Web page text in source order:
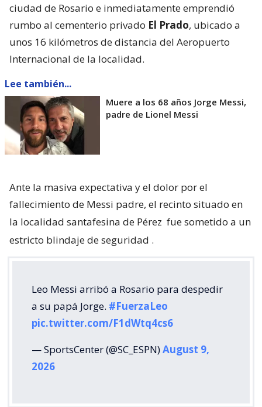
ciudad de Rosario e inmediatamente emprendió
rumbo al cementerio privado El Prado, ubicado a
unos 16 kilómetros de distancia del Aeropuerto
Internacional de la localidad.
Lee también...
Muere a los 68 años Jorge Messi,
padre de Lionel Messi
Ante la masiva expectativa y el dolor por el
fallecimiento de Messi padre, el recinto situado en
la localidad santafesina de Pérez fue sometido a un
estricto blindaje de seguridad .
Leo Messi arribó a Rosario para despedir
a su papá Jorge. #FuerzaLeo
pic.twitter.com/F1dWtq4cs6
— SportsCenter (@SC_ESPN)August 9,
2026